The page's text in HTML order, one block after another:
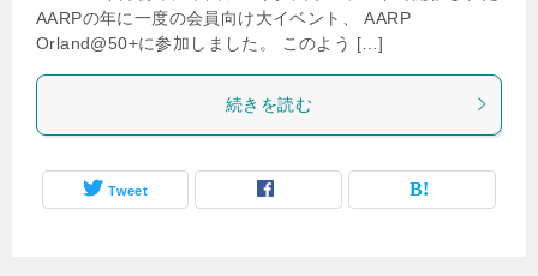
AARPの年に一度の会員向け大イベント、 AARP
Orland@50+に参加しました。 このよう […]
続きを読む
Tweet